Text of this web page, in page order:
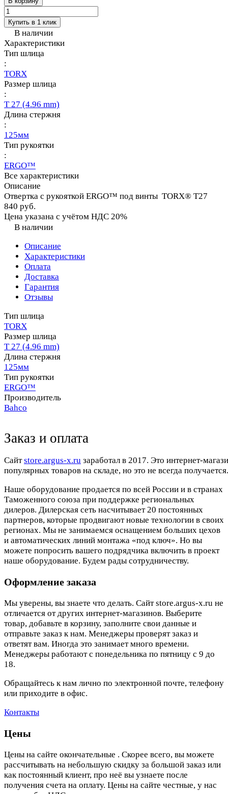
Купить в 1 клик
В наличии
Характеристики
Тип шлица
:
TORX
Размер шлица
:
T 27 (4.96 mm)
Длина стержня
:
125мм
Тип рукоятки
:
ERGO™
Все характеристики
Описание
Отвертка с рукояткой ERGO™ под винты TORX® T27
840 руб.
Цена указана с учётом НДС 20%
В наличии
Описание
Характеристики
Оплата
Доставка
Гарантия
Отзывы
Тип шлица
TORX
Размер шлица
T 27 (4.96 mm)
Длина стержня
125мм
Тип рукоятки
ERGO™
Производитель
Bahco
Заказ и оплата
Cайтstore.argus-x.ru заработал в 2017. Это интернет-
популярных товаров на складе, но это не всегда
Наше оборудование продается по всей России и в странах
Таможенного союза при поддержке региональных
дилеров. Дилерская сеть насчитывает 20 постоянных
партнеров, которые продвигают новые технологии в своих
регионах. Мы не занимаемся оснащением больших цехов
и автоматических линий монтажа «под ключ». Но вы
можете попросить вашего подрядчика включить в проект
наше оборудование. Будем рады сотрудничеству.
Оформление заказа
Мы уверены, вы знаете что делать. Сайт store.argus-x.ru не
отличается от других интернет-магазинов. Выберите
товар, добавьте в корзину, заполните свои данные и
отправьте заказ к нам. Менеджеры проверят заказ и
ответят вам. Иногда это занимает много времени.
Менеджеры работают с понедельника по пятницу с 9 до
18.
Обращайтесь к нам лично по электронной почте, телефону
или приходите в офис.
Контакты
Цены
Цены на сайте окончательные . Скорее всего, вы можете
рассчитывать на небольшую скидку за большой заказ или
как постоянный клиент, про неё вы узнаете после
получения счета на оплату. Цены на сайте честные, у нас